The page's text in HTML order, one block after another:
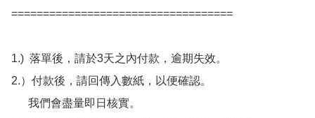
===================================
1.)  落單後，請於3天之內付款，逾期失效。
2.）付款後，請回傳入數紙，以便確認。